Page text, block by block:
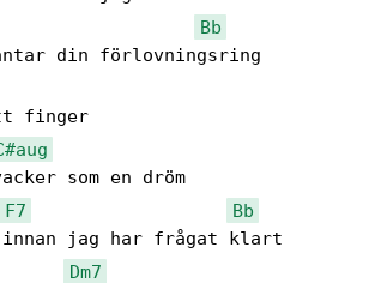
Bb
F7
Bb
jag har frågat klart
Dm7